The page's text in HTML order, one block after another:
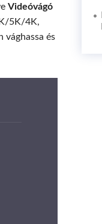
Videóvágó
5K/4K,
és